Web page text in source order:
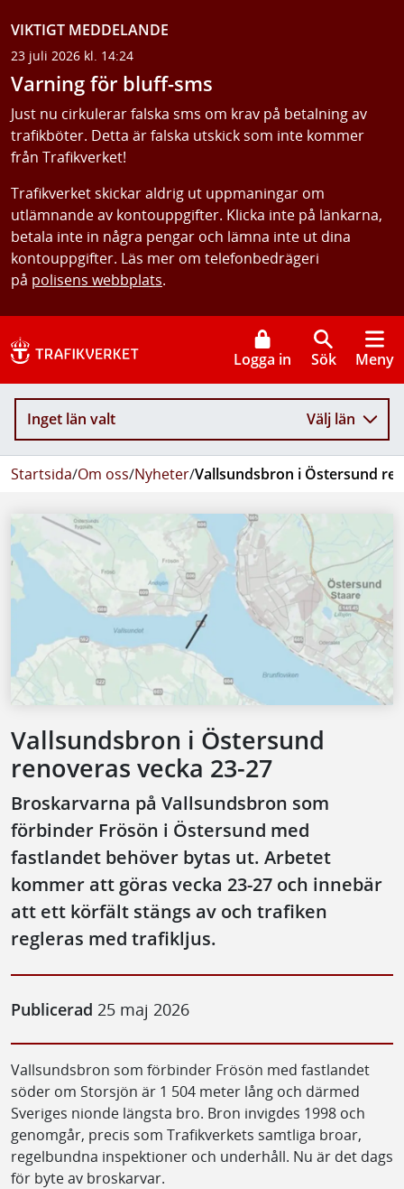
VIKTIGT MEDDELANDE
23 juli 2026 kl. 14:24
Varning för bluff-sms
Just nu cirkulerar falska sms om krav på betalning av
trafikböter. Detta är falska utskick som inte kommer
från Trafikverket!
Trafikverket skickar aldrig ut uppmaningar om
utlämnande av kontouppgifter. Klicka inte på länkarna,
betala inte in några pengar och lämna inte ut dina
kontouppgifter. Läs mer om telefonbedrägeri
på polisens webbplats.
Logga in Sök Meny
Inget län valt Välj län
Startsida/Om oss/Nyheter/Vallsundsbron i Östersund
Vallsundsbron i Östersund
renoveras vecka 23-27
Broskarvarna på Vallsundsbron som
förbinder Frösön i Östersund med
fastlandet behöver bytas ut. Arbetet
kommer att göras vecka 23-27 och innebär
att ett körfält stängs av och trafiken
regleras med trafikljus.
Publicerad 25 maj 2026
Vallsundsbron som förbinder Frösön med fastlandet
söder om Storsjön är 1 504 meter lång och därmed
Sveriges nionde längsta bro. Bron invigdes 1998 och
genomgår, precis som Trafikverkets samtliga broar,
regelbundna inspektioner och underhåll. Nu är det dags
för byte av broskarvar.